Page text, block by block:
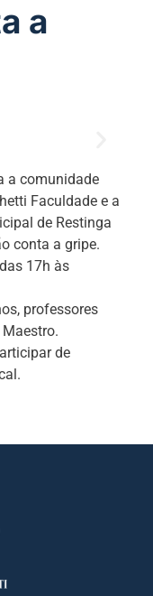
a
a comunidade
Faculdade e a
de Restinga
conta a gripe.
17h às
professores
de